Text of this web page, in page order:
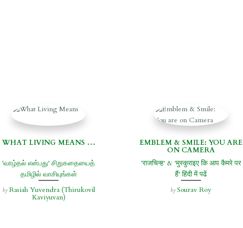
WHAT LIVING MEANS …
'வாழ்தல் என்பது' சிறுகதையைத்
தமிழில் வாசியுங்கள்
by Rasiah Yuvendra (Thirukovil
Kaviyuvan)
EMBLEM & SMILE: YOU ARE
ON CAMERA
'राजचिन्ह' & 'मुस्कुराइए कि आप कैमरे पर
हैं' हिंदी में पढें
bySourav Roy